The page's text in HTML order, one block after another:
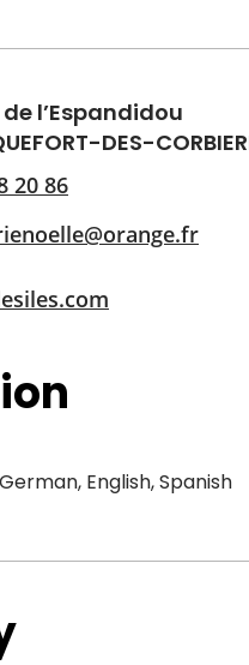
l’Espandidou
DES-
20 86
English, Spanish